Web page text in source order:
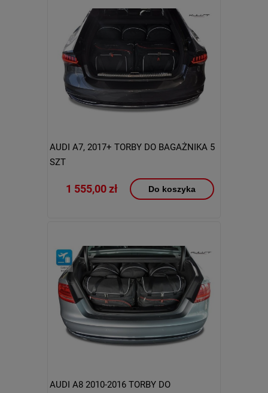
AUDI A7, 2017+ TORBY DO BAGAŻNIKA 5
SZT
1 555,00 zł Do koszyka
AUDI A8 2010-2016 TORBY DO